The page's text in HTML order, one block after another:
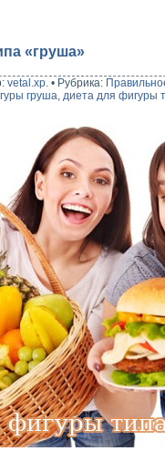
«груша»
vetal.xp. • Рубрика:
груша, диета для фигуры